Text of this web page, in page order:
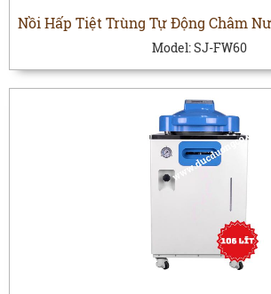
Nồi Hấp Tiệt Trùng Tự Động Châm
Model:SJ-FW60